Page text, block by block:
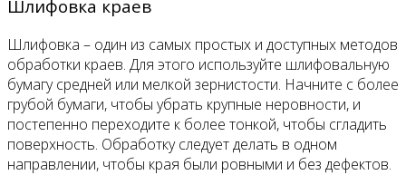
Шлифовка краев
Шлифовка – один из самых простых и доступных методов
обработки краев. Для этого используйте шлифовальную
бумагу средней или мелкой зернистости. Начните с более
грубой бумаги, чтобы убрать крупные неровности, и
постепенно переходите к более тонкой, чтобы сгладить
поверхность. Обработку следует делать в одном
направлении, чтобы края были ровными и без дефектов.